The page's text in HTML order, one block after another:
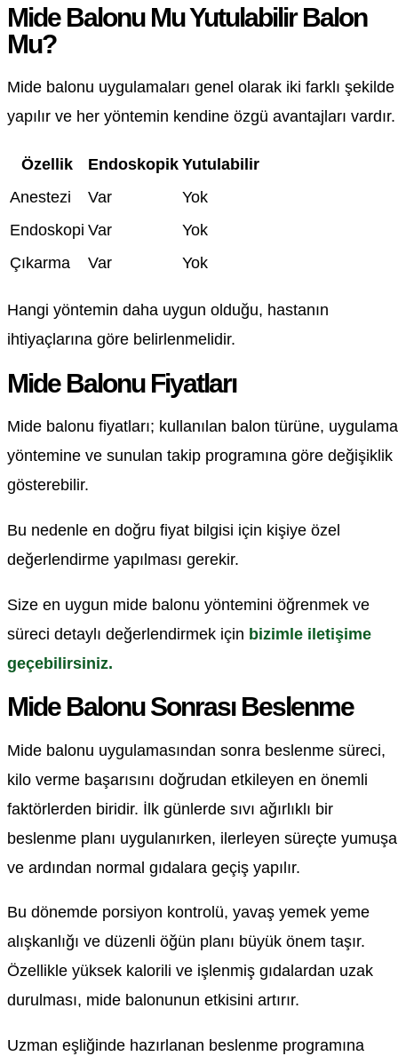
Mide Balonu Mu Yutulabilir Balon
Mu?
Mide balonu uygulamaları genel olarak iki farklı şekilde
yapılır ve her yöntemin kendine özgü avantajları vardır.
Özellik Endoskopik Yutulabilir
Anestezi
Var
Yok
Endoskopi Var
Yok
Çıkarma
Var Yok
Hangi yöntemin daha uygun olduğu, hastanın
ihtiyaçlarına göre belirlenmelidir.
Mide Balonu Fiyatları
Mide balonu fiyatları; kullanılan balon türüne, uygulama
yöntemine ve sunulan takip programına göre değişiklik
gösterebilir.
Bu nedenle en doğru fiyat bilgisi için kişiye özel
değerlendirme yapılması gerekir.
Size en uygun mide balonu yöntemini öğrenmek ve
süreci detaylı değerlendirmek için bizimle iletişime
geçebilirsiniz.
Mide Balonu Sonrası Beslenme
Mide balonu uygulamasından sonra beslenme süreci,
kilo verme başarısını doğrudan etkileyen en önemli
faktörlerden biridir. İlk günlerde sıvı ağırlıklı bir
beslenme planı uygulanırken, ilerleyen süreçte
ve ardından normal gıdalara geçiş yapılır.
Bu dönemde porsiyon kontrolü, yavaş yemek yeme
alışkanlığı ve düzenli öğün planı büyük önem taşır.
Özellikle yüksek kalorili ve işlenmiş gıdalardan uzak
durulması, mide balonunun etkisini artırır.
Uzman eşliğinde hazırlanan beslenme programına